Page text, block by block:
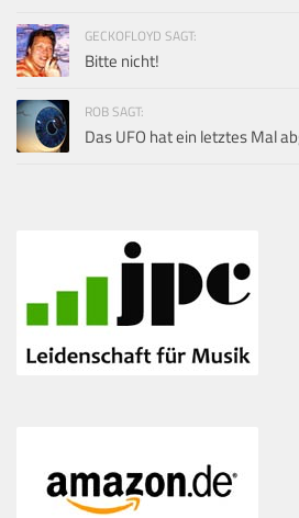
GECKOFLOYD SAGT:
Bitte nicht!
ROB SAGT:
Das UFO hat ein letztes Mal